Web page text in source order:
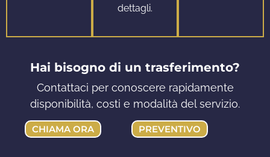
dettagli.
Hai bisogno di un trasferimento?
Contattaci per conoscere rapidamente
disponibilità, costi e modalità del servizio.
CHIAMA ORA PREVENTIVO